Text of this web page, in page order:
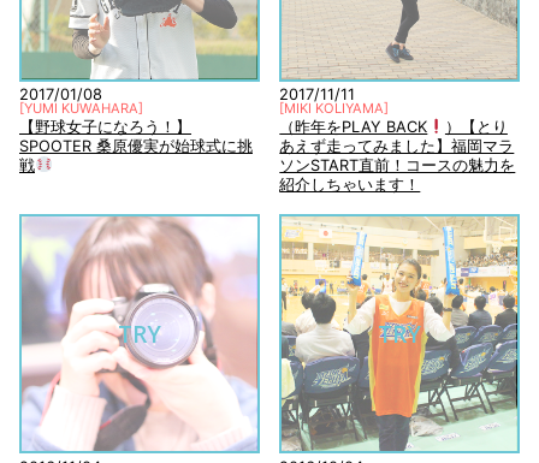
2017/01/08
[YUMI KUWAHARA]
【野球女子になろう！】
SPOOTER 桑原優実が始球式に挑
戦
2017/11/11
[MIKI KOLIYAMA]
（昨年をPLAY BACK
）【とり
あえず走ってみました】福岡マラ
ソンSTART直前！コースの魅力を
紹介しちゃいます！
TRY TRY